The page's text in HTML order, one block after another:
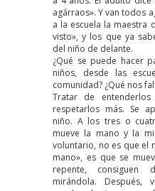
agárraos». Y van todos
a la escuela la maestra
visto», y los que ya
del niño de delante.
¿Qué se puede hacer
niños, desde las
comunidad? ¿Qué nos
Tratar de
respetarlos más. Se
niño. A los tres o
mueve la mano y la
voluntario, no es que el
mano», es que se
repente, consiguen
mirándola. Después,